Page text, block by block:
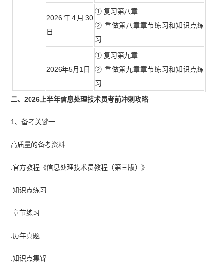
2026年4月30
日
① 复习第八章
② 重做第八章章节练习和知识点练
习
2026年5月1日
① 复习第九章
② 重做第九章章节练习和知识点练
习
二、2026上半年信息处理技术员考前冲刺攻略
1、备考关键一
高质量的备考资料
.官方教程《信息处理技术员教程（第三版）》
.知识点练习
.章节练习
.历年真题
.知识点集锦